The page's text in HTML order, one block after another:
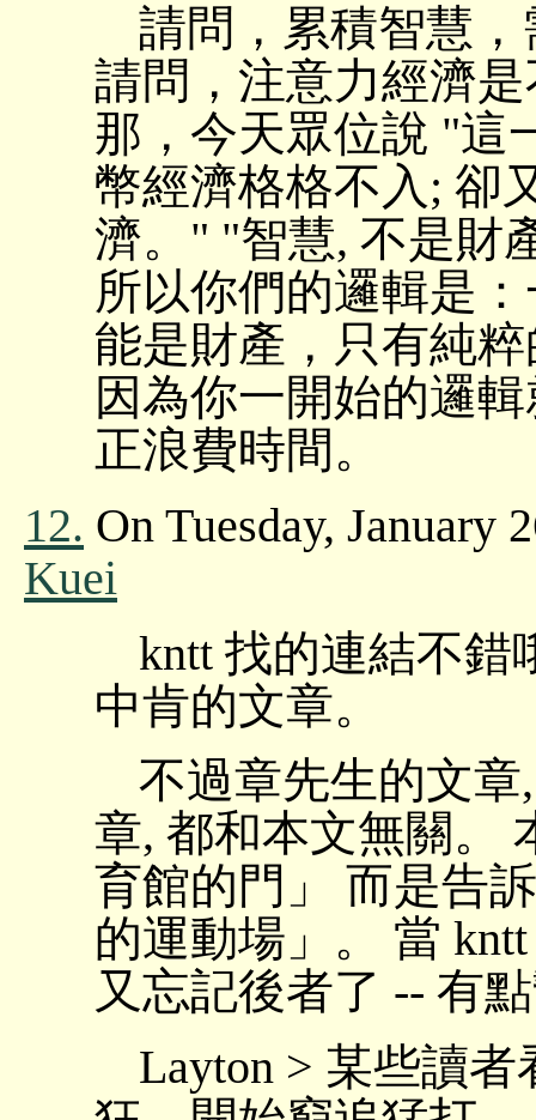
請問，累積智慧
請問，注意力經濟
那，今天眾位說 "這
幣經濟格格不入; 卻
濟。" "智慧, 不是財
所以你們的邏輯是
能是財產，只有純
因為你一開始的邏
正浪費時間。
12. On Tuesday, January
Kuei
kntt 找的連結不錯
中肯的文章。
不過章先生的文
章, 都和本文無關。
育館的門」 而是告
的運動場」。 當
又忘記後者了 -- 有
Layton > 某些讀